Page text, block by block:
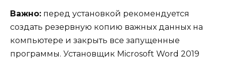
Важно: перед установкой рекомендуется
создать резервную копию важных данных на
компьютере и закрыть все запущенные
программы. Установщик Microsoft Word 2019